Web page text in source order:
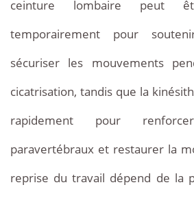
ceinture lombaire peut
temporairement pour
sécuriser les mouvements
cicatrisation, tandis que la
rapidement pour
paravertébraux et restaurer la
reprise du travail dépend de la